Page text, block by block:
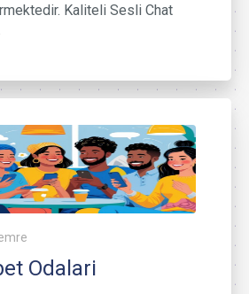
Kaliteli Sesli Chat
Odalari